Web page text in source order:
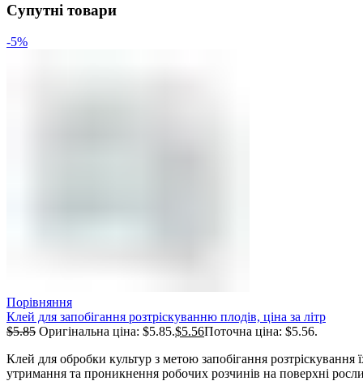
Супутні товари
-5%
Порівняння
Клей для запобігання розтріскуванню плодів, ціна за літр
$5.85 Оригінальна ціна: $5.85.$5.56Поточна ціна: $5.56.
Клей для обробки культур з метою запобігання
утримання та проникнення робочих розчинів на поверхні